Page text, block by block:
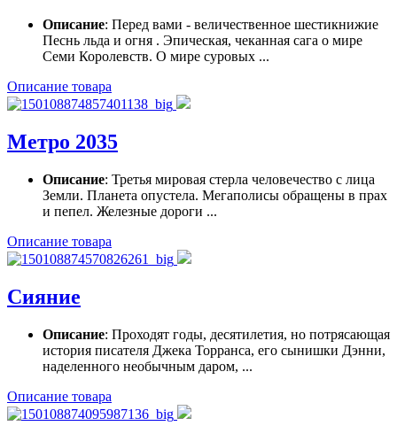
Описание: Перед вами - величественное шестикнижие
Песнь льда и огня . Эпическая, чеканная сага о мире
Семи Королевств. О мире суровых ...
Описание товара
Метро 2035
Описание: Третья мировая стерла человечество с лица
Земли. Планета опустела. Мегаполисы обращены в прах
и пепел. Железные дороги ...
Описание товара
Сияние
Описание: Проходят годы, десятилетия, но потрясающая
история писателя Джека Торранса, его сынишки Дэнни,
наделенного необычным даром, ...
Описание товара